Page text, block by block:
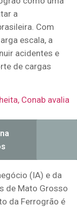
a
Com
escala, a
acidentes e
de cargas
Conab avalia
(IA) e da
de Mato Grosso
da Ferrogrão é